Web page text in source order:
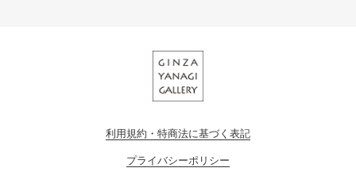
利用規約・特商法に基づく表記
プライバシーポリシー